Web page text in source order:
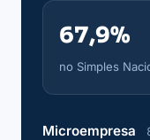
67,9%
no Simples
Microempresa